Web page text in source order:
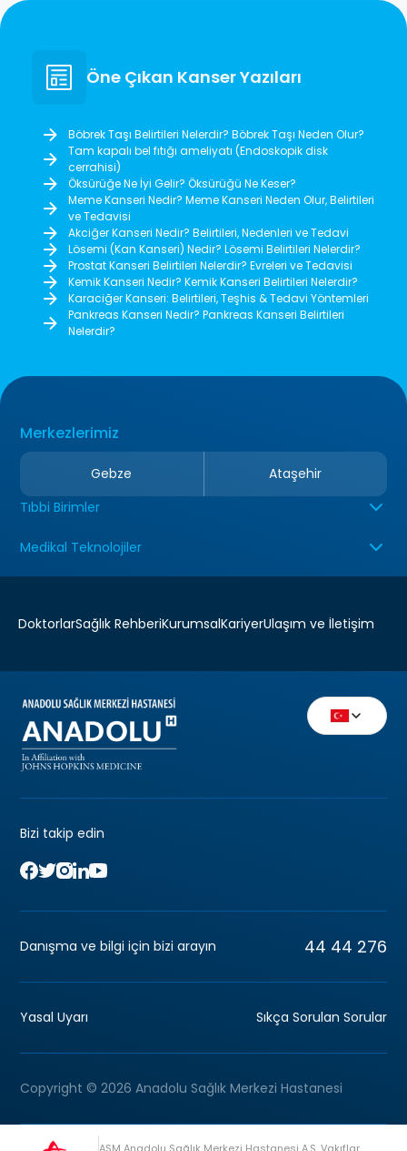
Öne Çıkan Kanser Yazıları
Böbrek Taşı Belirtileri Nelerdir? Böbrek Taşı Neden Olur?
Tam kapalı bel fıtığı ameliyatı (Endoskopik disk
cerrahisi)
Öksürüğe Ne İyi Gelir? Öksürüğü Ne Keser?
Meme Kanseri Nedir? Meme Kanseri Neden Olur, Belirtileri
ve Tedavisi
Akciğer Kanseri Nedir? Belirtileri, Nedenleri ve Tedavi
Lösemi (Kan Kanseri) Nedir? Lösemi Belirtileri Nelerdir?
Prostat Kanseri Belirtileri Nelerdir? Evreleri ve Tedavisi
Kemik Kanseri Nedir? Kemik Kanseri Belirtileri Nelerdir?
Karaciğer Kanseri: Belirtileri, Teşhis & Tedavi Yöntemleri
Pankreas Kanseri Nedir? Pankreas Kanseri Belirtileri
Nelerdir?
Merkezlerimiz
Gebze
Ataşehir
Tıbbi Birimler
Medikal Teknolojiler
DoktorlarSağlık RehberiKurumsalKariyerUlaşım ve İletişim
Bizi takip edin
Danışma ve bilgi için bizi arayın 44 44 276
Yasal Uyarı Sıkça Sorulan Sorular
Copyright © 2026 Anadolu Sağlık Merkezi Hastanesi
ASM Anadolu Sağlık Merkezi Hastanesi A.Ş, Vakıflar